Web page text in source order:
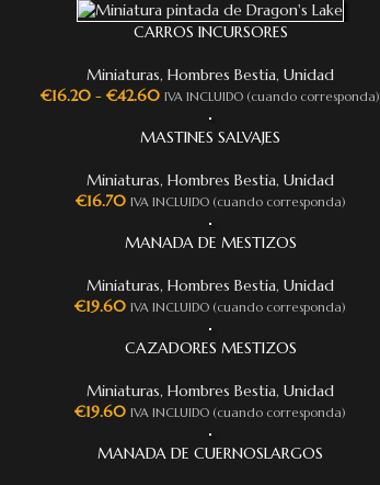
CARROS INCURSORES
Miniaturas, Hombres Bestia, Unidad
€16.20 - €42.60 IVA INCLUIDO (cuando corresponda)
MASTINES SALVAJES
Miniaturas, Hombres Bestia, Unidad
€16.70 IVA INCLUIDO (cuando corresponda)
MANADA DE MESTIZOS
Miniaturas, Hombres Bestia, Unidad
€19.60 IVA INCLUIDO (cuando corresponda)
CAZADORES MESTIZOS
Miniaturas, Hombres Bestia, Unidad
€19.60 IVA INCLUIDO (cuando corresponda)
MANADA DE CUERNOSLARGOS